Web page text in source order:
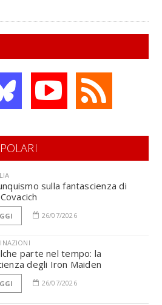
sulla fantascienza di
26/07/2026
parte nel tempo: la
degli Iron Maiden
26/07/2026